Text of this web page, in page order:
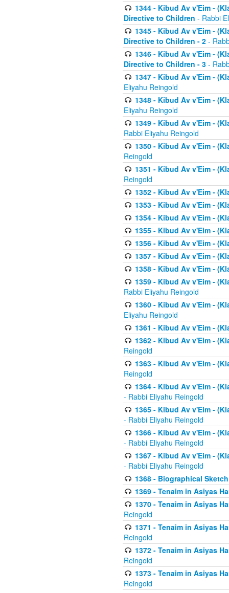
1344 - Kibud Av v'Eim -
Directive to Children - Rabbi
1345 - Kibud Av v'Eim -
Directive to Children - 2 -
1346 - Kibud Av v'Eim -
Directive to Children - 3 -
1347 - Kibud Av v'Eim -
Eliyahu Reingold
1348 - Kibud Av v'Eim -
Eliyahu Reingold
1349 - Kibud Av v'Eim -
Rabbi Eliyahu Reingold
1350 - Kibud Av v'Eim -
Reingold
1351 - Kibud Av v'Eim -
Reingold
1352 - Kibud Av v'Eim -
1353 - Kibud Av v'Eim -
1354 - Kibud Av v'Eim -
1355 - Kibud Av v'Eim -
1356 - Kibud Av v'Eim -
1357 - Kibud Av v'Eim -
1358 - Kibud Av v'Eim -
1359 - Kibud Av v'Eim -
Rabbi Eliyahu Reingold
1360 - Kibud Av v'Eim -
Eliyahu Reingold
1361 - Kibud Av v'Eim -
1362 - Kibud Av v'Eim -
Reingold
1363 - Kibud Av v'Eim -
Reingold
1364 - Kibud Av v'Eim -
- Rabbi Eliyahu Reingold
1365 - Kibud Av v'Eim -
- Rabbi Eliyahu Reingold
1366 - Kibud Av v'Eim -
- Rabbi Eliyahu Reingold
1367 - Kibud Av v'Eim -
- Rabbi Eliyahu Reingold
1368 - Biographical
1369 - Tenaim in Asiyas
1370 - Tenaim in Asiyas
Reingold
1371 - Tenaim in Asiyas
Reingold
1372 - Tenaim in Asiyas
Reingold
1373 - Tenaim in Asiyas
Reingold